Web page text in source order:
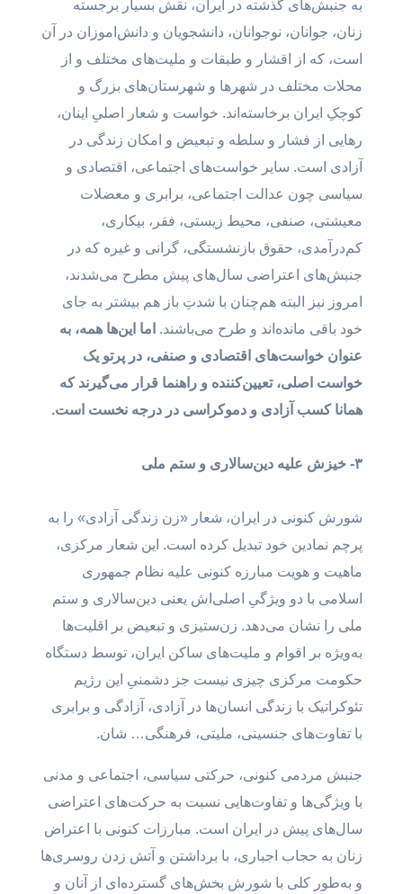
به جنبش‌های گذشته در ایران، نقش بسیار برجسته
زنان، جوانان، نوجوانان، دانشجویان و دانش‌اموزان در آن
است، که از اقشار و طبقات و ملیت‌های مختلف و از
محلات مختلف در شهرها و شهرستان‌های بزرگ و
کوچکِ ایران برخاسته‌اند. خواست و شعار اصلیِ اینان،
رهایی از فشار و سلطه و تبعیض و امکان زندگی در
آزادی است. سایر خواست‌های اجتماعی، اقتصادی و
سیاسی چون عدالت اجتماعی، برابری و معضلات
معیشتی، صنفی، محیط زیستی، فقر، بیکاری،
کم‌درآمدی، حقوق بازنشستگی، گرانی و غیره که در
جنبش‌های اعتراضی سال‌های پیش مطرح می‌شدند،
امروز نیز البته هم‌چنان با شدتِ باز هم بیشتر به جای
خود باقی مانده‌اند و طرح می‌باشند. اما این‌ها همه، به
عنوان خواست‌های اقتصادی و صنفی، در پرتو یک
خواست اصلی، تعیین‌کننده و راهنما قرار می‌گیرند که
همانا کسب آزادی و دموکراسی در درجه نخست است.
۳- خیزش علیه دین‌سالاری و ستم ملی
شورش کنونی در ایران، شعار «زن زندگی آزادی» را به
پرچم نمادین خود تبدیل کرده است. این شعار مرکزی،
ماهیت و هویت مبارزه کنونی علیه نظام جمهوری
اسلامی با دو ویژگیِ اصلی‌اش یعنی دین‌سالاری و ستم
ملی را نشان می‌دهد. زن‌ستیزی و تبعیض بر اقلیت‌ها
به‌ویژه بر اقوام و ملیت‌های ساکن ایران، توسط دستگاه
حکومت مرکزی چیزی نیست جز دشمنیِ این رژیم
تئوکراتیک با زندگی انسان‌ها در آزادی، آزادگی و برابری
با تفاوت‌های جنسیتی، ملیتی، فرهنگی… شان.
جنبش مردمی کنونی، حرکتی سیاسی، اجتماعی و مدنی
با ویژگی‌ها و تفاوت‌هایی نسبت به حرکت‌های اعتراضی
سال‌های پیش در ایران است. مبارزات کنونی با اعتراض
زنان به حجاب اجباری، با برداشتن و آتش زدن روسری‌ها
و به‌طور کلی با شورش بخش‌های گسترده‌ای از آنان و